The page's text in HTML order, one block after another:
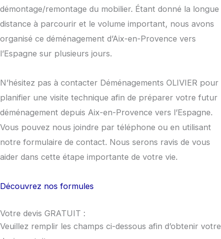
démontage/remontage du mobilier. Étant donné la longue
distance à parcourir et le volume important, nous avons
organisé ce déménagement d’Aix-en-Provence vers
l’Espagne sur plusieurs jours.
N’hésitez pas à contacter Déménagements OLIVIER pour
planifier une visite technique afin de préparer votre futur
déménagement depuis Aix-en-Provence vers l’Espagne.
Vous pouvez nous joindre par téléphone ou en utilisant
notre formulaire de contact. Nous serons ravis de vous
aider dans cette étape importante de votre vie.
Découvrez nos formules
Votre devis GRATUIT :
Veuillez remplir les champs ci-dessous afin d’obtenir votre